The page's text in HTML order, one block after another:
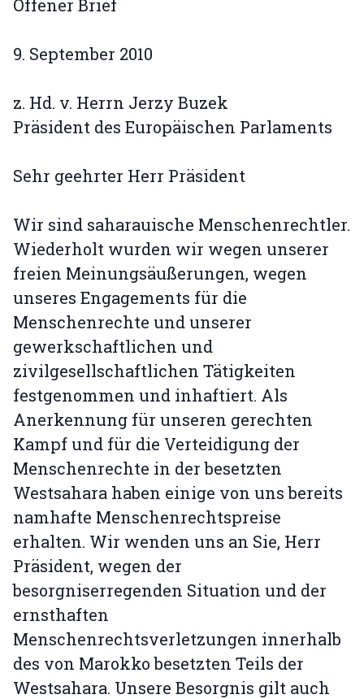
Offener Brief
9. September 2010
z. Hd. v. Herrn Jerzy Buzek
Präsident des Europäischen Parlaments
Sehr geehrter Herr Präsident
Wir sind saharauische Menschenrechtler.
Wiederholt wurden wir wegen unserer
freien Meinungsäußerungen, wegen
unseres Engagements für die
Menschenrechte und unserer
gewerkschaftlichen und
zivilgesellschaftlichen Tätigkeiten
festgenommen und inhaftiert. Als
Anerkennung für unseren gerechten
Kampf und für die Verteidigung der
Menschenrechte in der besetzten
Westsahara haben einige von uns bereits
namhafte Menschenrechtspreise
erhalten. Wir wenden uns an Sie, Herr
Präsident, wegen der
besorgniserregenden Situation und der
ernsthaften
Menschenrechtsverletzungen innerhalb
des von Marokko besetzten Teils der
Westsahara. Unsere Besorgnis gilt auch